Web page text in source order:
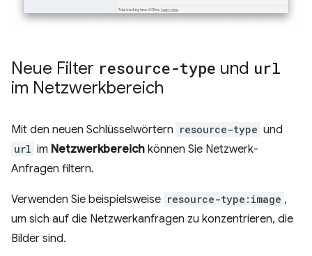
Neue Filter resource-type und url
im Netzwerkbereich
Mit den neuen Schlüsselwörtern resource-type und
url im Netzwerkbereich können Sie Netzwerk-
Anfragen filtern.
Verwenden Sie beispielsweise resource-type:image ,
um sich auf die Netzwerkanfragen zu konzentrieren, die
Bilder sind.